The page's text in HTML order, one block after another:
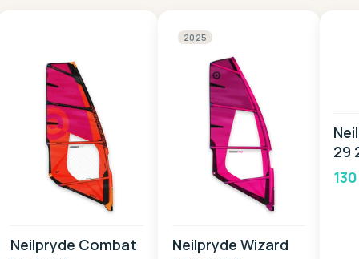
Neilpryde Combat
2025
Neilpryde Wizard
29